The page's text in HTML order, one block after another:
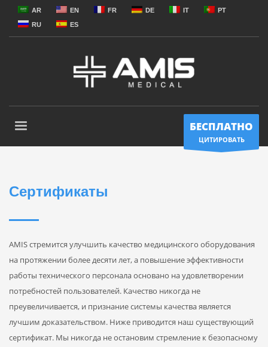
AR EN FR DE IT
PT
RU
ES
БЕСПЛАТНО
ЦИТИРОВАТЬ
Сертификаты
AMIS стремится улучшить качество медицинского оборудования
на протяжении более десяти лет, а повышение эффективности
работы технического персонала основано на удовлетворении
потребностей пользователей. Качество никогда не
преувеличивается, и признание системы качества является
лучшим доказательством. Ниже приводится наш существующий
сертификат. Мы никогда не остановим стремление к безопасному